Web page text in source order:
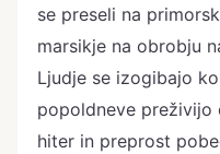
se preseli na
marsikje na obrobju
Ljudje se izogibajo
popoldneve preživijo
hiter in preprost